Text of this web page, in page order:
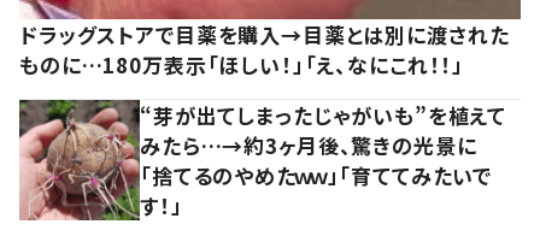
ドラッグストアで目薬を購入→目薬とは別に渡された
ものに…180万表示「ほしい！」「え、なにこれ！！」
“芽が出てしまったじゃがいも”を植えて
みたら…→約3ヶ月後、驚きの光景に
「捨てるのやめたｗｗ」「育ててみたいで
す！」